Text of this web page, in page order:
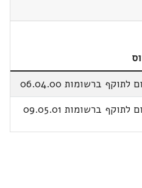
לתוקף ברשומות 06.04.00
לתוקף ברשומות 09.05.01